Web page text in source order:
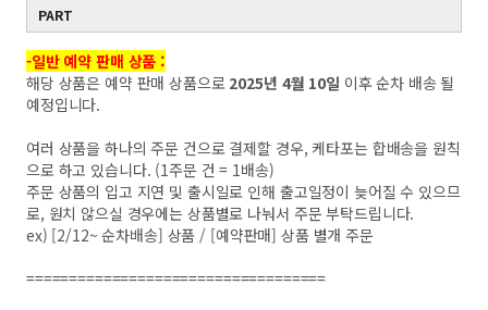
PART
-일반 예약 판매 상품 :
해당 상품은 예약 판매 상품으로 2025년 4월 10일 이후 순차 배송 될
예정입니다.
여러 상품을 하나의 주문 건으로 결제할 경우, 케타포는 합배송을 원칙
으로 하고 있습니다. (1주문 건 = 1배송)
주문 상품의 입고 지연 및 출시일로 인해 출고일정이 늦어질 수 있으므
로, 원치 않으실 경우에는 상품별로 나눠서 주문 부탁드립니다.
ex) [2/12~ 순차배송] 상품 / [예약판매] 상품 별개 주문
===================================